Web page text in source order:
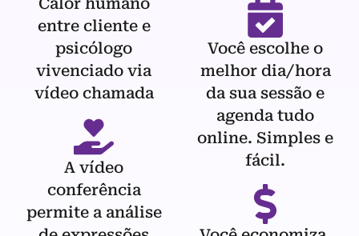
Calor humano
entre cliente e
psicólogo
vivenciado via
vídeo chamada
A vídeo
conferência
permite a análise
Você escolhe o
melhor dia/hora
da sua sessão e
agenda tudo
online. Simples e
fácil.